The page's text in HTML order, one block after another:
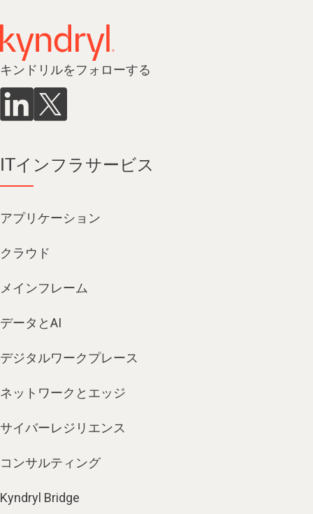
キンドリルをフォローする
ITインフラサービス
アプリケーション
クラウド
メインフレーム
データとAI
デジタルワークプレース
ネットワークとエッジ
サイバーレジリエンス
コンサルティング
Kyndryl Bridge